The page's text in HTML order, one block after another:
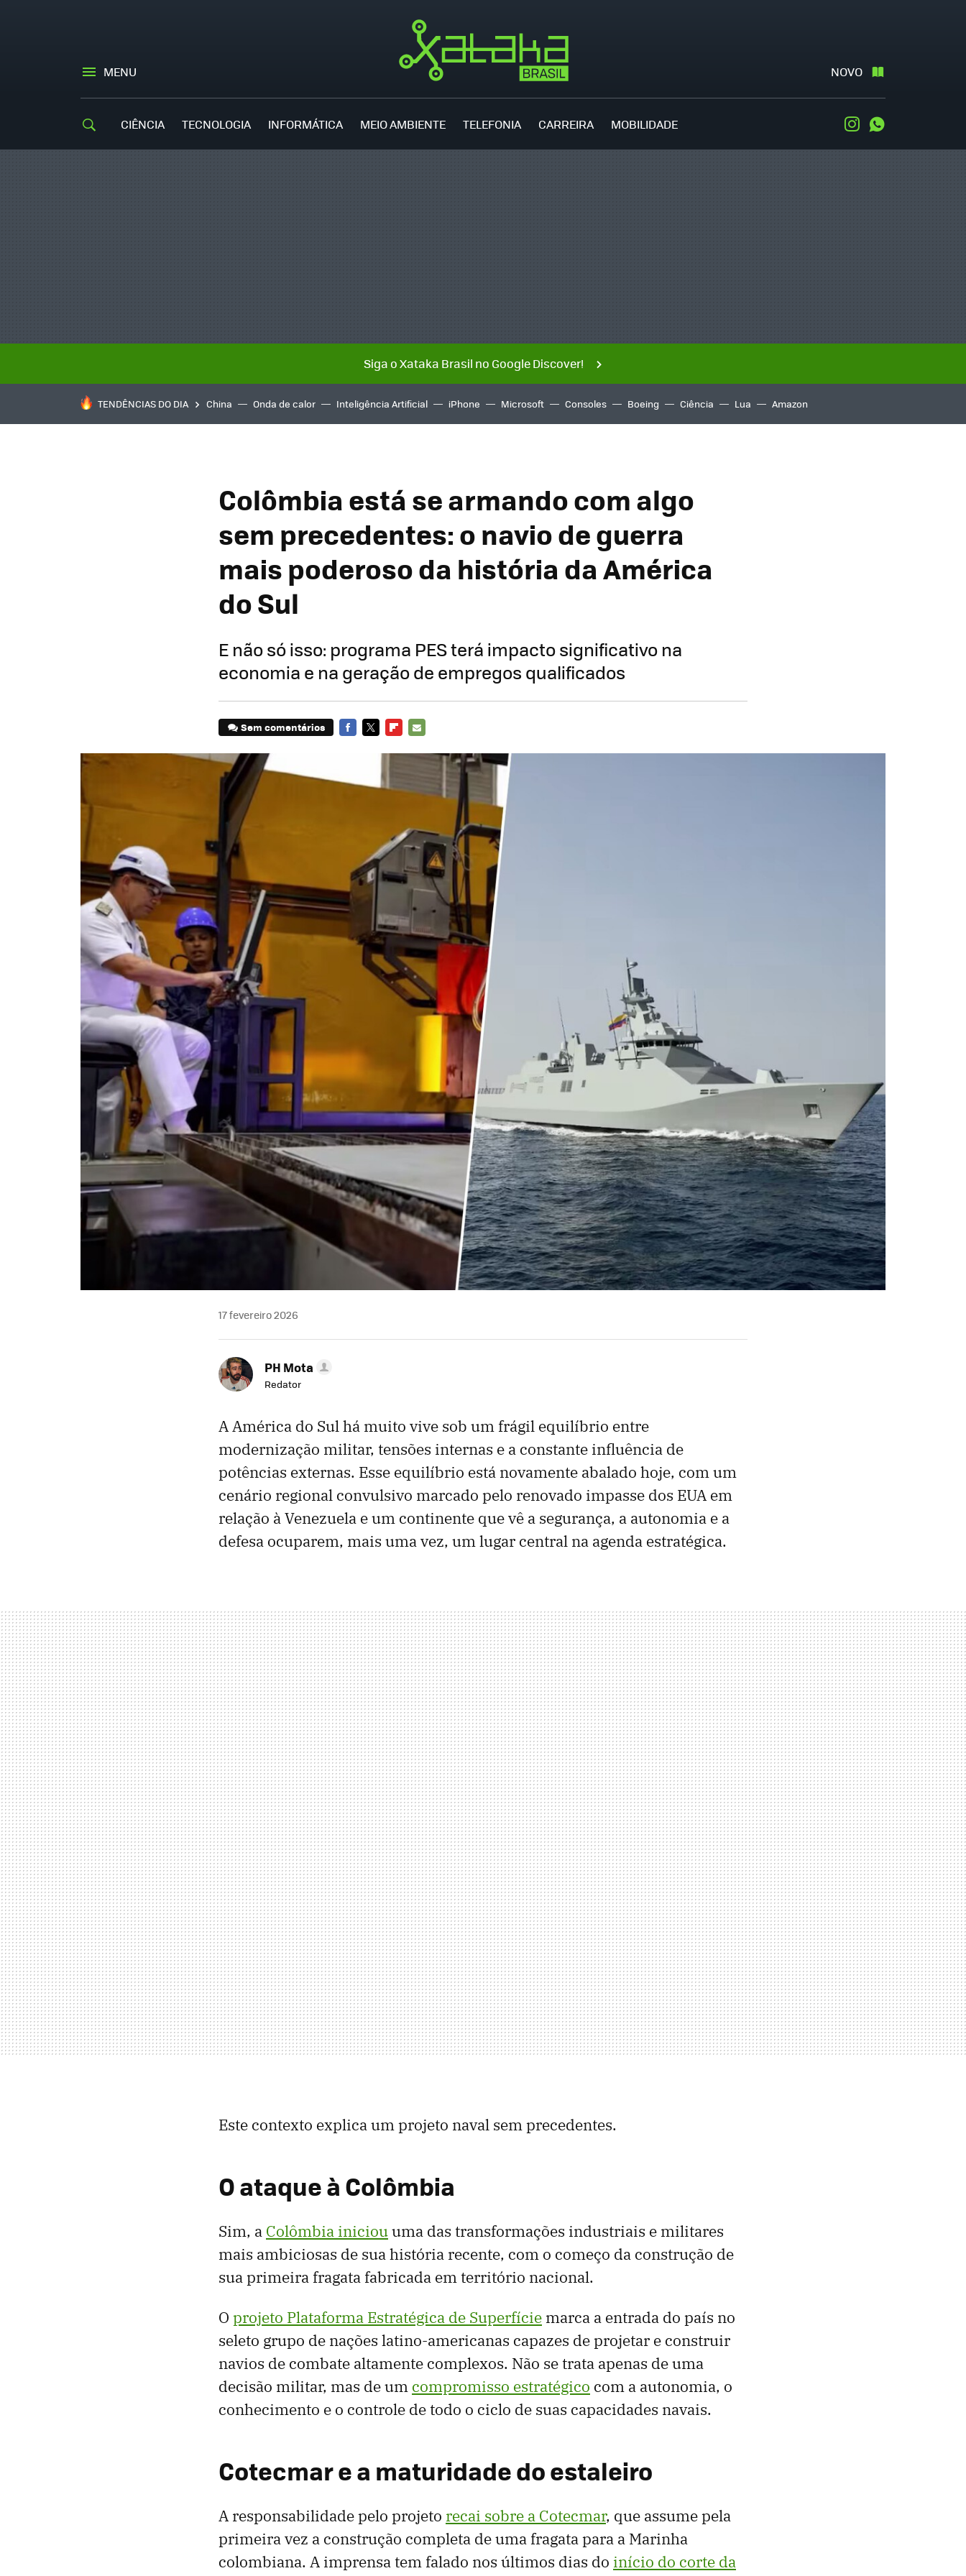
MENU NOVO
CIÊNCIA TECNOLOGIA INFORMÁTICA MEIO AMBIENTE TELEFONIA CARREIRA MOBILIDADE Instagram
Siga o Xataka Brasil no Google Discover!
TENDÊNCIAS DO DIA China Onda de calor Inteligência Artificial iPhone Microsoft Consoles Boeing Ciência Lua Amazon
Colômbia está se armando com algo
sem precedentes: o navio de guerra
mais poderoso da história da América
do Sul
E não só isso: programa PES terá impacto significativo na
economia e na geração de empregos qualificados
Sem comentários
MAIL
17 fevereiro 2026
PH Mota
Redator
A América do Sul há muito vive sob um frágil equilíbrio entre
modernização militar, tensões internas e a constante influência de
potências externas. Esse equilíbrio está novamente abalado hoje, com um
cenário regional convulsivo marcado pelo renovado impasse dos EUA em
relação à Venezuela e um continente que vê a segurança, a autonomia e a
defesa ocuparem, mais uma vez, um lugar central na agenda estratégica.
Este contexto explica um projeto naval sem precedentes.
O ataque à Colômbia
Sim, a Colômbia iniciouuma das transformações industriais e militares
mais ambiciosas de sua história recente, com o começo da construção de
sua primeira fragata fabricada em território nacional.
O projeto Plataforma Estratégica de Superfície marca a entrada do país no
seleto grupo de nações latino-americanas capazes de projetar e construir
navios de combate altamente complexos. Não se trata apenas de uma
decisão militar, mas de um compromisso estratégico com a autonomia, o
conhecimento e o controle de todo o ciclo de suas capacidades navais.
Cotecmar e a maturidade do estaleiro
A responsabilidade pelo projeto recai sobre a Cotecmar, que assume pela
primeira vez a construção completa de uma fragata para a Marinha
colombiana. A imprensa tem falado nos últimos dias do início do corte da